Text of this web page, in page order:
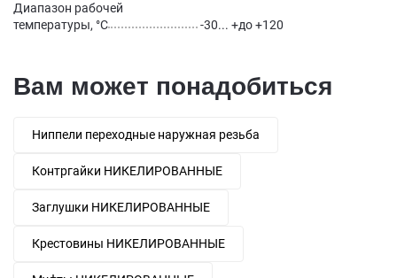
Диапазон рабочей
температуры, °С
-30... +до +120
Вам может понадобиться
Ниппели переходные наружная резьба
Контргайки НИКЕЛИРОВАННЫЕ
Заглушки НИКЕЛИРОВАННЫЕ
Крестовины НИКЕЛИРОВАННЫЕ